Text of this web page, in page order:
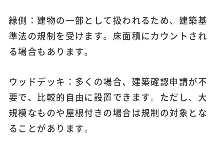
縁側：建物の一部として扱われるため、建築基
準法の規制を受けます。床面積にカウントされ
る場合もあります。
ウッドデッキ：多くの場合、建築確認申請が不
要で、比較的自由に設置できます。ただし、大
規模なものや屋根付きの場合は規制の対象とな
ることがあります。